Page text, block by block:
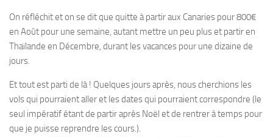
On réfléchit et on se dit que quitte à partir aux Canaries pour 800€
en Août pour une semaine, autant mettre un peu plus et partir en
Thaïlande en Décembre, durant les vacances pour une dizaine de
jours.
Et tout est parti de là ! Quelques jours après, nous cherchions les
vols qui pourraient aller et les dates qui pourraient correspondre (le
seul impératif étant de partir après Noël et de rentrer à temps pour
que je puisse reprendre les cours.).